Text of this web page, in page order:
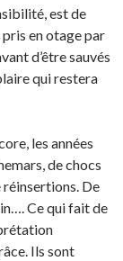
est de
en otage par
d’être sauvés
qui restera
les années
de chocs
réinsertions. De
Ce qui fait de
Ils sont